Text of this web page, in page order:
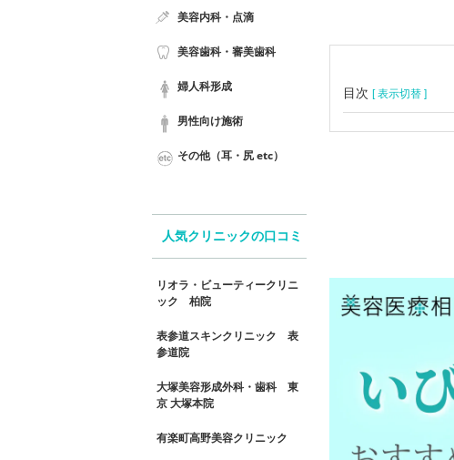
目次 [ 表示切替 ]
美容内科・点滴
美容歯科・審美歯科
婦人科形成
男性向け施術
その他（耳・尻 etc）
人気クリニックの口コミ
リオラ・ビューティークリニ
ック 柏院
表参道スキンクリニック 表
参道院
大塚美容形成外科・歯科 東
京 大塚本院
有楽町高野美容クリニック